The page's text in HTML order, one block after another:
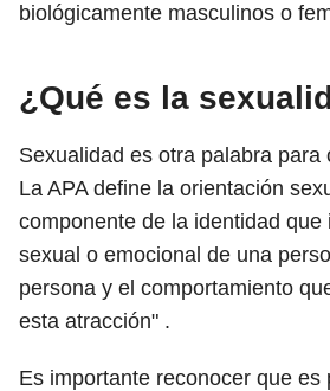
biológicamente masculinos o
¿Qué es la
Sexualidad es otra palabra para
La APA define la orientación
componente de la identidad que
sexual o emocional de una
persona y el comportamiento
esta atracción" .
Es importante reconocer que es